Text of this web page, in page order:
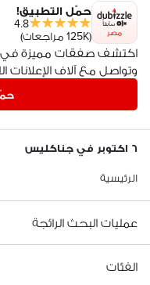
مصر
حمّل التطبيق!
4.8
(125K مراجعات)
اكتشف صفقات مميزة في
وتواصل مع آلاف الإعلانات
٦ اكتوبر في جناكليس
الرئيسية
عمليات البحث الرائجة
الفئات